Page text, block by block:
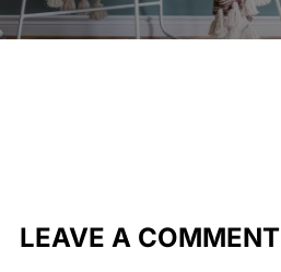
LEAVE A COMMENT